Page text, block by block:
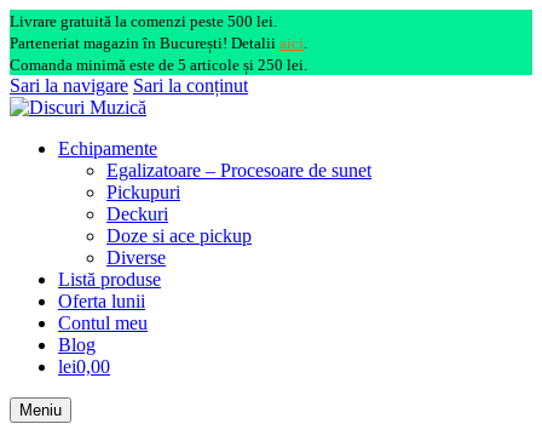
Livrare gratuită la comenzi peste 500 lei.
Parteneriat magazin în București! Detalii aici.
Comanda minimă este de 5 articole și 250 lei.
Sari la navigare Sari la conținut
Echipamente
Egalizatoare – Procesoare de sunet
Pickupuri
Deckuri
Doze si ace pickup
Diverse
Listă produse
Oferta lunii
Contul meu
Blog
lei0,00
Meniu